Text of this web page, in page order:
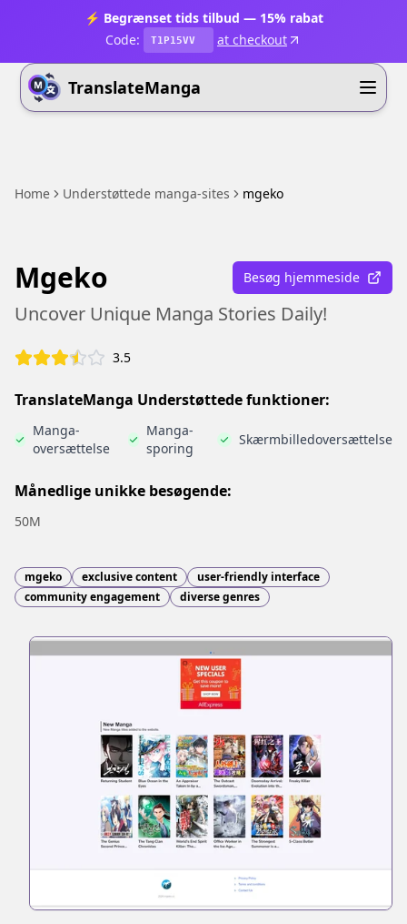
⚡ Begrænset tids tilbud — 15% rabat
Code:
T1P15VV at checkout
TranslateManga
Home Understøttede manga-sites mgeko
Mgeko Besøg hjemmeside
Uncover Unique Manga Stories Daily!
3.5
TranslateManga Understøttede funktioner:
Manga-
oversættelse
Manga-
sporing
Skærmbilledoversættelse
Månedlige unikke besøgende:
50M
mgeko exclusive content
user-friendly interface
community engagement
diverse genres